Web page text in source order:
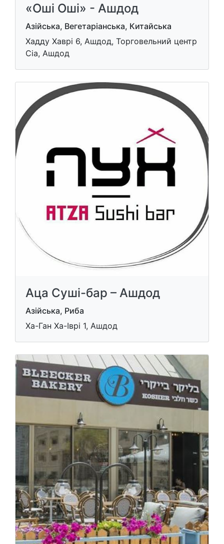
«Оші Оші» - Ашдод
Азійська, Вегетаріанська, Китайська
Хадду Хаврі 6, Ашдод, Торговельний центр
Сіа, Ашдод
Аца Суші-бар – Ашдод
Азійська, Риба
Ха-Ган Ха-Іврі 1, Ашдод